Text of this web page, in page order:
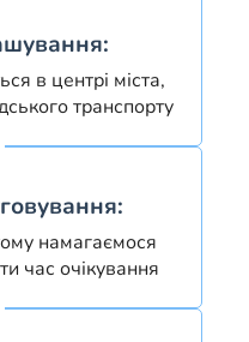
в центрі міста,
транспорту
намагаємося
час очікування